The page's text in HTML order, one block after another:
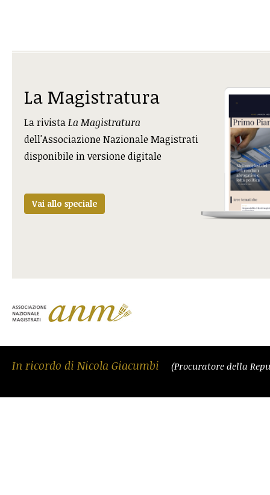
La Magistratura
La rivistaLa Magistratura
dell'Associazione Nazionale Magistrati
disponibile in versione digitale
Vai allo speciale
In ricordo di Nicola Giacumbi (Procuratore della